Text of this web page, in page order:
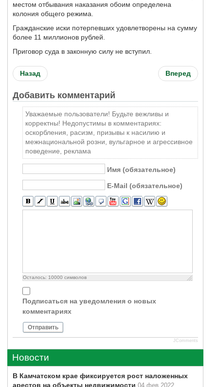
местом отбывания наказания обоим определена
колония общего режима.
Гражданские иски потерпевших удовлетворены на сумму
более 11 миллионов рублей.
Приговор суда в законную силу не вступил.
Назад Вперед
Добавить комментарий
Уважаемые пользователи! Будьте вежливы и
корректны! Недопустимы в комментариях:
оскорбления, расизм, призывы к насилию и
межнациональной розни, вульгарное и агрессивное
поведение, реклама
Имя (обязательное)
E-Mail (обязательное)
Осталось: 10000 символов
Подписаться на уведомления о новых
комментариях
Отправить
JComments
Новости
В Камчатском крае фиксируется рост наложенных
арестов на объекты недвижимости 04 фев 2022